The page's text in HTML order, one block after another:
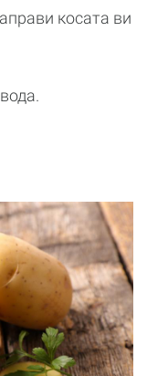
косата ви